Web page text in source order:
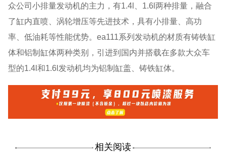
众公司小排量发动机的主力，有1.4l、1.6l两种排量，融合
了缸内直喷、涡轮增压等先进技术，具有小排量、高功
率、低油耗等性能优势。ea111系列发动机的材质有铸铁缸
体和铝制缸体两种类别，引进到国内并搭载在多款大众车
型的1.4l和1.6l发动机均为铝制缸盖、铸铁缸体。
相关阅读